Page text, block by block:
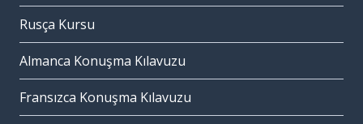
Rusça Kursu
Almanca Konuşma Kılavuzu
Fransızca Konuşma Kılavuzu